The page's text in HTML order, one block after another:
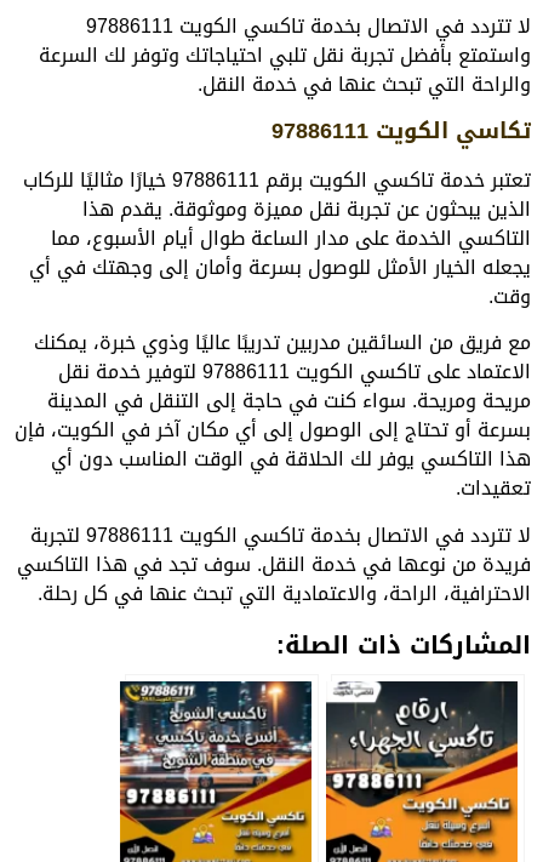
لا تتردد في الاتصال بخدمة تاكسي الكويت 97886111
واستمتع بأفضل تجربة نقل تلبي احتياجاتك وتوفر لك السرعة
والراحة التي تبحث عنها في خدمة النقل.
تكاسي الكويت 97886111
تعتبر خدمة تاكسي الكويت برقم 97886111 خيارًا مثاليًا للركاب
الذين يبحثون عن تجربة نقل مميزة وموثوقة. يقدم هذا
التاكسي الخدمة على مدار الساعة طوال أيام الأسبوع، مما
يجعله الخيار الأمثل للوصول بسرعة وأمان إلى وجهتك في أي
وقت.
مع فريق من السائقين مدربين تدريبًا عاليًا وذوي خبرة، يمكنك
الاعتماد على تاكسي الكويت 97886111 لتوفير خدمة نقل
مريحة ومريحة. سواء كنت في حاجة إلى التنقل في المدينة
بسرعة أو تحتاج إلى الوصول إلى أي مكان آخر في الكويت، فإن
هذا التاكسي يوفر لك الحلاقة في الوقت المناسب دون أي
تعقيدات.
لا تتردد في الاتصال بخدمة تاكسي الكويت 97886111 لتجربة
فريدة من نوعها في خدمة النقل. سوف تجد في هذا التاكسي
الاحترافية، الراحة، والاعتمادية التي تبحث عنها في كل رحلة.
المشاركات ذات الصلة: